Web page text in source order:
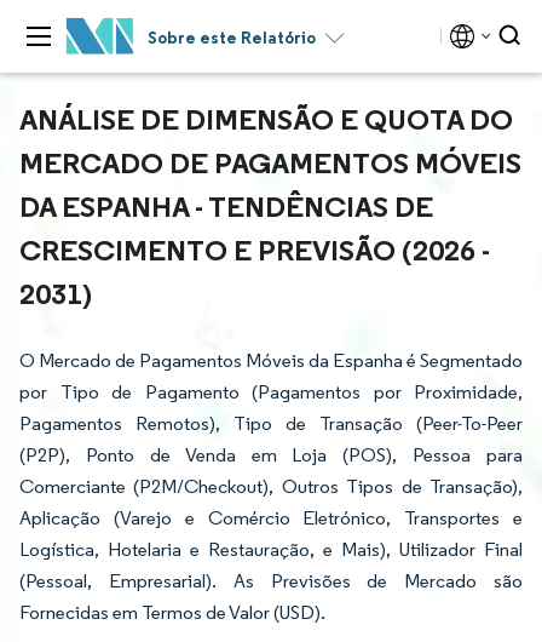
Sobre este Relatório
ANÁLISE DE DIMENSÃO E QUOTA DO
MERCADO DE PAGAMENTOS MÓVEIS
DA ESPANHA - TENDÊNCIAS DE
CRESCIMENTO E PREVISÃO (2026 -
2031)
O Mercado de Pagamentos Móveis da Espanha é Segmentado
por Tipo de Pagamento (Pagamentos por Proximidade,
Pagamentos Remotos), Tipo de Transação (Peer-To-Peer
(P2P), Ponto de Venda em Loja (POS), Pessoa para
Comerciante (P2M/Checkout), Outros Tipos de Transação),
Aplicação (Varejo e Comércio Eletrónico, Transportes e
Logística, Hotelaria e Restauração, e Mais), Utilizador Final
(Pessoal, Empresarial). As Previsões de Mercado são
Fornecidas em Termos de Valor (USD).